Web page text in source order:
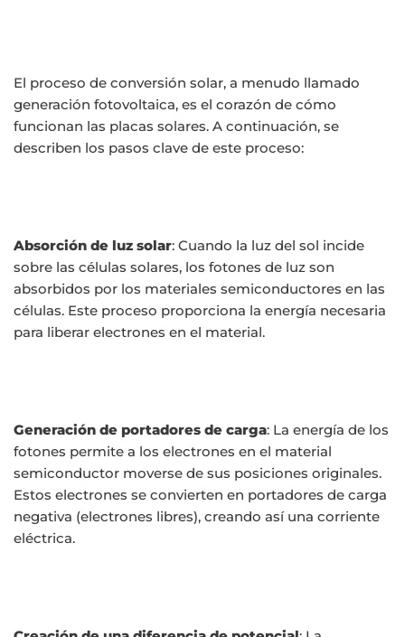
El proceso de conversión solar, a menudo llamado
generación fotovoltaica, es el corazón de cómo
funcionan las placas solares. A continuación, se
describen los pasos clave de este proceso:
Absorción de luz solar: Cuando la luz del sol incide
sobre las células solares, los fotones de luz son
absorbidos por los materiales semiconductores en las
células. Este proceso proporciona la energía necesaria
para liberar electrones en el material.
Generación de portadores de carga: La energía de los
fotones permite a los electrones en el material
semiconductor moverse de sus posiciones originales.
Estos electrones se convierten en portadores de carga
negativa (electrones libres), creando así una corriente
eléctrica.